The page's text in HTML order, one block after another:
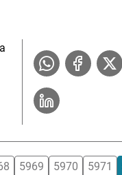
5969 5970 5971